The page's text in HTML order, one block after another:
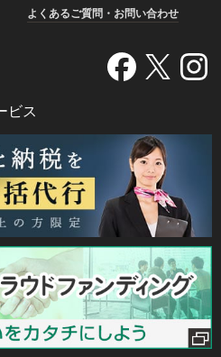
よくあるご質問・お問い合わせ
ビス